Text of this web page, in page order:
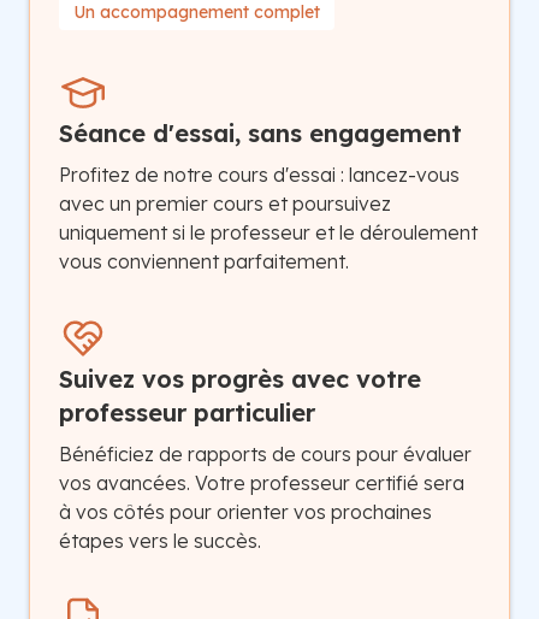
Un accompagnement complet
Séance d'essai, sans engagement
Profitez de notre cours d'essai : lancez-vous
avec un premier cours et poursuivez
uniquement si le professeur et le déroulement
vous conviennent parfaitement.
Suivez vos progrès avec votre
professeur particulier
Bénéficiez de rapports de cours pour évaluer
vos avancées. Votre professeur certifié sera
à vos côtés pour orienter vos prochaines
étapes vers le succès.